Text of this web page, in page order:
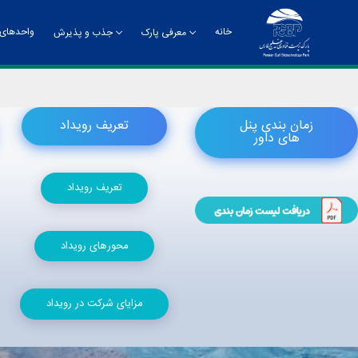
خانه معرفی پارک
چارت سازمانی
جذب و پذیرش
زمان بندی پنل
های داور
تعریف رویداد
تعریف رویداد
محورهای رویداد
مزایای شرکت در رویداد